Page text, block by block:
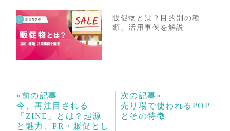
販促物とは？目的別の種
類、活用事例を解説
«前の記事
今、再注目される
「ZINE」とは？起源
と魅力、PR・販促とし
次の記事»
売り場で使われるPOP
とその特徴